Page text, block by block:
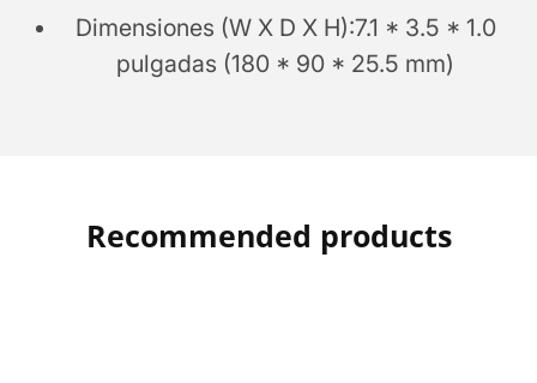
Dimensiones (W X D X H):7.1 * 3.5 * 1.0
pulgadas (180 * 90 * 25.5 mm)
Recommended products